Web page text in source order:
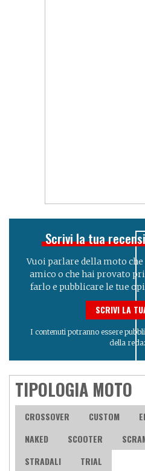
Scrivi la tua
Vuoi parlare della moto
amico o che hai provato
farlo e pubblicare le tue
SCRIVI LA
I contenuti potranno essere
della
TIPOLOGIA MOTO
CROSSOVER CUSTOM
NAKED
SCOOTER
STRADALI
TRIAL